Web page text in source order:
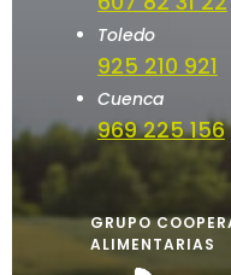
Toledo
925 210 921
Cuenca
969 225 156
GRUPO
ALIMENTARIAS